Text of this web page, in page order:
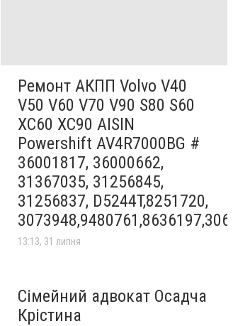
Ремонт АКПП Volvo V40
V50 V60 V70 V90 S80 S60
XC60 XC90 AISIN
Powershift AV4R7000BG #
36001817, 36000662,
31367035, 31256845,
31256837, D5244T,8251720,
13:13, 31 липня
Сімейний адвокат Осадча
Крістина